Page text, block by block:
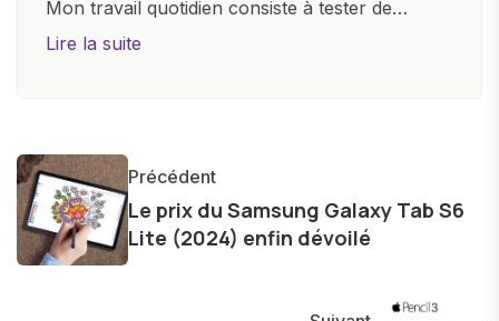
Mon travail quotidien consiste à tester de
nouveaux appareils, à rédiger des critiques
informations précises et pertinentes pour aider
les consommateurs à comprendre et à naviguer
dans le paysage technologique en constante
évolution.
Lire la suite
Précédent
Le prix du Samsung Galaxy Tab S6
Lite (2024) enfin dévoilé